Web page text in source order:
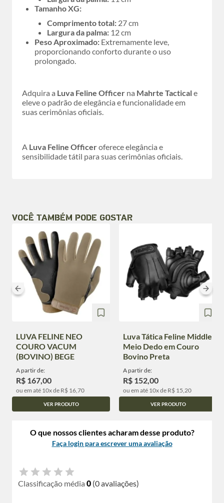
Tamanho XG:
Comprimento total: 27 cm
Largura da palma: 12 cm
Peso Aproximado: Extremamente leve,
proporcionando conforto durante o uso
prolongado.
Adquira a Luva Feline Officer na Mahrte Tacticale
eleve o padrão de elegância e funcionalidade em
suas cerimônias oficiais.
A Luva Feline Officeroferece elegância e
sensibilidade tátil para suas cerimônias oficiais.
VOCÊ TAMBÉM PODE GOSTAR
LUVA FELINE NEO
COURO VACUM
(BOVINO) BEGE
A partir de:
R$ 167,00
ou em até 10x de R$ 16,70
VER PRODUTO
Luva Tática Feline Middle
Meio Dedo em Couro
Bovino Preta
A partir de:
R$ 152,00
ou em até 10x de R$ 15,20
VER PRODUTO
O que nossos clientes acharam desse produto?
Faça login para escrever uma avaliação
Classificação média 0 (0 avaliações)